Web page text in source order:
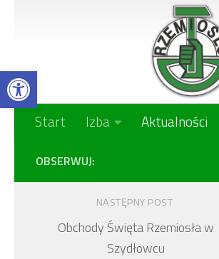
Open toolbar
Start Izba Aktualności
OBSERWUJ:
NASTĘPNY POST
Obchody Święta Rzemiosła w
Szydłowcu